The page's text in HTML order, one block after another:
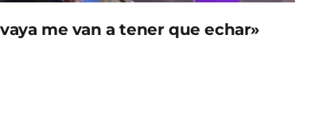
me van a tener que echar»